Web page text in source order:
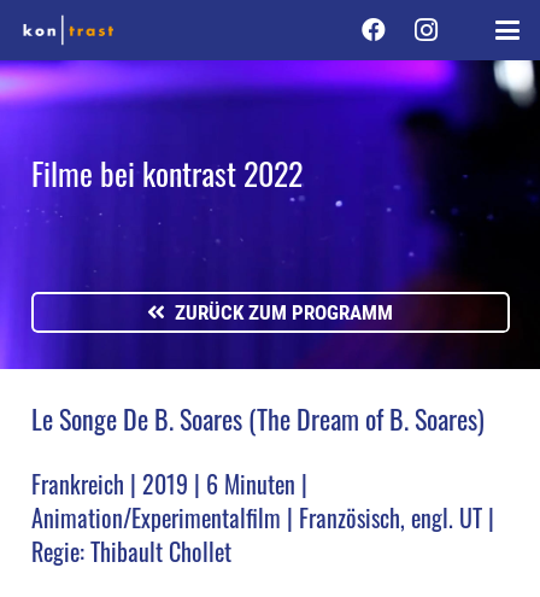
Filme bei kontrast 2022
ZURÜCK ZUM PROGRAMM
Le Songe De B. Soares (The Dream of B. Soares)
Frankreich | 2019 | 6 Minuten |
Animation/Experimentalfilm | Französisch, engl. UT |
Regie: Thibault Chollet